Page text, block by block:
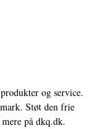
og service.
Støt den frie
på dkq.dk.